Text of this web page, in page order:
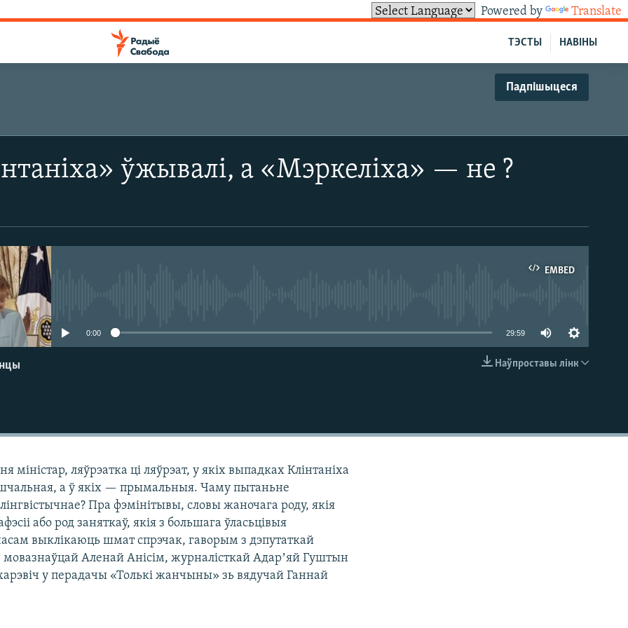
Powered by Translate
НАВІНЫ
ТЭСТЫ
Падпішыцеся
SoundCloud
ўжывалі, а «Мэркеліха» — не ?
EMBED
0:00 29:59
Наўпроставы лінк
міністар, ляўрэатка ці ляўрэат, у якіх выпадках Клінтаніха
а ў якіх — прымальныя. Чаму пытаньне
Пра фэмінітывы, словы жаночага роду, якія
або род заняткаў, якія з большага ўласьцівыя
выклікаюць шмат спрэчак, гаворым з дэпутаткай
мовазнаўцай Аленай Анісім, журналісткай Адарʼяй Гуштын
у перадачы «Толькі жанчыны» зь вядучай Ганнай